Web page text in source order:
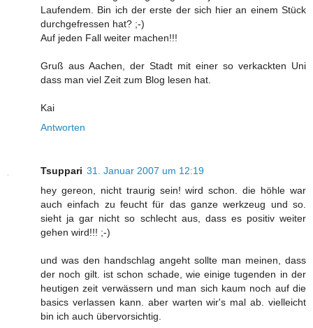
Laufendem. Bin ich der erste der sich hier an einem Stück
durchgefressen hat? ;-)
Auf jeden Fall weiter machen!!!
Gruß aus Aachen, der Stadt mit einer so verkackten Uni
dass man viel Zeit zum Blog lesen hat.
Kai
Antworten
Tsuppari 31. Januar 2007 um 12:19
hey gereon, nicht traurig sein! wird schon. die höhle war
auch einfach zu feucht für das ganze werkzeug und so.
sieht ja gar nicht so schlecht aus, dass es positiv weiter
gehen wird!!! ;-)
und was den handschlag angeht sollte man meinen, dass
der noch gilt. ist schon schade, wie einige tugenden in der
heutigen zeit verwässern und man sich kaum noch auf die
basics verlassen kann. aber warten wir's mal ab. vielleicht
bin ich auch übervorsichtig.